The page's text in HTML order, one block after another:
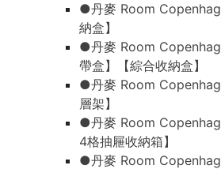
●丹麥 Room
納盒】
●丹麥 Room
帶盒】【綜合收納盒】
●丹麥 Room
層架】
●丹麥 Room
4格抽屜收納箱】
●丹麥 Room